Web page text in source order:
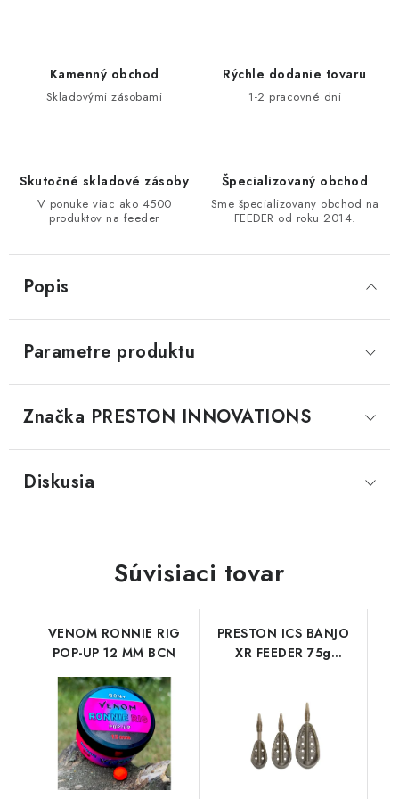
VŠEOBECNÉ NARIADENIE O BEZPEČNOSTI
PRODUKTOV (GPSR)
Doprava Navštívte našu predajňu v MARCELOVEJ »
Kamenný obchod
Skladovými zásobami
Rýchle dodanie tovaru
1-2 pracovné dni
Skutočné skladové zásoby
V ponuke viac ako 4500
produktov na feeder
Špecializovaný obchod
Sme špecializovany obchod na
FEEDER od roku 2014.
Popis
Parametre produktu
Značka PRESTON INNOVATIONS
Diskusia
Súvisiaci tovar
VENOM RONNIE RIG
POP-UP 12 MM BCN
PRESTON ICS BANJO
XR FEEDER 75g